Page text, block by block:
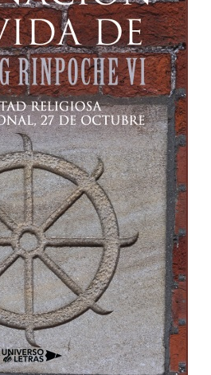
puertas del budismo del Himalaya”
10-5/11/25 ambos incl.
Arte Budista (2ª edición) UNED /
(3ª edición) UNED /
II: vacuidad / UNED,
5/25
Calle (1943-): “El Budismo
/18 de marzo 2025
Quinzaños / todos los
Cr7 Fitness
en Madrid: Tara, lo budista
sábado 23 noviembre 11h –